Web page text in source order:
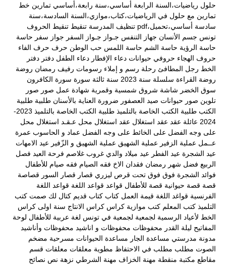
حلول رياضيات،السنة الرابعة أساسي،سنة رابعة،أساسي تمارين خط
تمارين مع حلول في الرياضيات،كتاب،موازي،السنة السادسة،سنة
سادسة أساسي،تحميل،pdf
تنظيف المدرسة تنقيط تنقيط الحروف
تونس جسم الأنسان جهاز التنفس جـواز جـواز السفر جواز سفر حاسة
حاسة الرؤية حاسة الشم حاسة اللمس حب الوطن حرف حرف الفاء
حروف الهجاء حروفي حيوانات دعاء الإفطار دعاء الطفل دفتر دفتر
الخط رجل المطافئ رحلة رسم و إملاء رسومات رفيف رمضان روضة
روضة القراءة سلسلة سنة 2023 سنة ثالثة سورة سورة الكافرون
سوق الخضر شاشة شروق شمسية وقمرية شهادة عمل صور صور
تلوين صور حيوانات صيد العصفور ضرورة العناية بالأسنان طلبية طلبية
الكتب طلبية الكتب الخاصة بالتلميذ
طلبية الكتب الخاصة بالتلميذ 2023-
2024 عائلة عقد عقد استغلال عقد استغلال محل عـقـد استغلال محل
على وجه الفضل على الخائط على وجه الفضل عماد و الحاسوب عمرة
عــمل عملية الزفير عملية الشهيق عملية الشهيق و الزّفير عيد الامهات
عيد الشجرة عيد الفطر عيد ميلاد والدي غروب غلاصم فرحة العيد فصل
الربيع فضل شهر رمضان فقدان الاخ فقه الصيام فقه صيام للأطفال
فوائد الشجرة فوق فوق تحت قرص ليزري قصار قصار السور قصاصة
قصة قصة حيوانية قصة للأطفال قواعد قواعد اللغة قواعد اللغة
الفرنسية قواغد اللغة قيمة العمل كتاب كتاب قديم كتال لك صمت كتب
التلميذ كتب المعلم كتب موازية كراس كراس الانتاج سنة اولى كراس
الخط لأعياد الرسمية لجمعية لجمعية في تونس لغة عربية للأطفال لوحة
المفاتيح ليلة القدر محفوظات محفوظات و اناشيد محفوظات وأناشيد
مدونة مدرستي مساعدة الجار مساعدة الحيوانات مسرحية مضخم
الصوت مطلب مطلب في الاحتفاظ مطوية معلقات معلقات قسم
مقاطع مكتبة منقطة مهنة الخزاف مهنة الشرطي نزهة نص نصائح